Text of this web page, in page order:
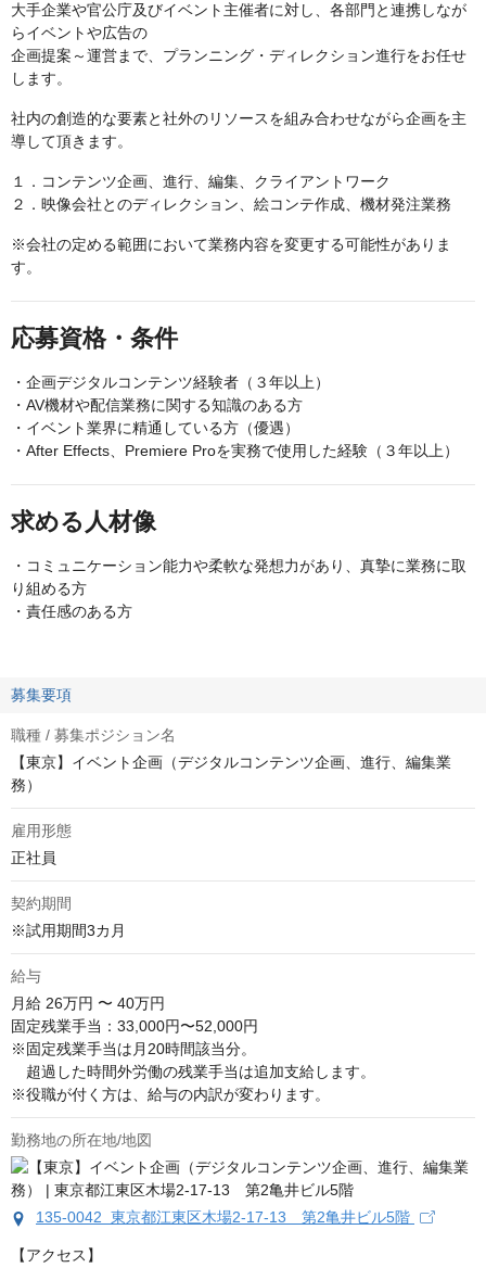
大手企業や官公庁及びイベント主催者に対し、各部門と連携しなが
らイベントや広告の
企画提案～運営まで、プランニング・ディレクション進行をお任せ
します。
社内の創造的な要素と社外のリソースを組み合わせながら企画を主
導して頂きます。
１．コンテンツ企画、進行、編集、クライアントワーク
２．映像会社とのディレクション、絵コンテ作成、機材発注業務
※会社の定める範囲において業務内容を変更する可能性がありま
す。
応募資格・条件
・企画デジタルコンテンツ経験者（３年以上）
・AV機材や配信業務に関する知識のある方
・イベント業界に精通している方（優遇）
・After Effects、Premiere Proを実務で使用した経験（３年以上）
求める人材像
・コミュニケーション能力や柔軟な発想力があり、真摯に業務に取
り組める方
・責任感のある方
募集要項
職種 / 募集ポジション名
【東京】イベント企画（デジタルコンテンツ企画、進行、編集業
務）
雇用形態
正社員
契約期間
※試用期間3カ月
給与
月給 26万円 〜 40万円
固定残業手当：33,000円〜52,000円
※固定残業手当は月20時間該当分。
超過した時間外労働の残業手当は追加支給します。
※役職が付く方は、給与の内訳が変わります。
勤務地の所在地/地図
135-0042 東京都江東区木場2-17-13 第2亀井ビル5階
【アクセス】